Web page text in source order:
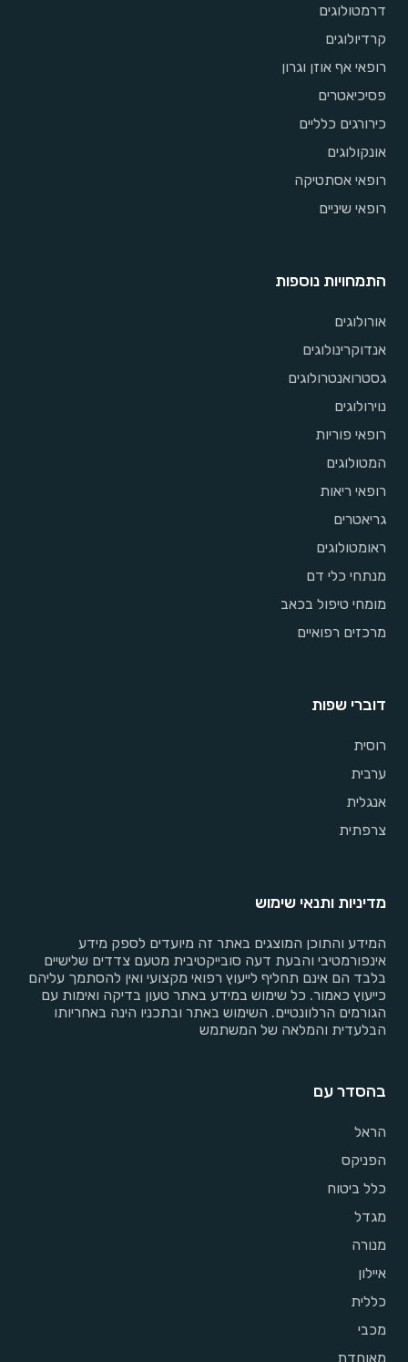
דרמטולוגים
קרדיולוגים
רופאי אף אוזן וגרון
פסיכיאטרים
כירורגים כלליים
אונקולוגים
רופאי אסתטיקה
רופאי שיניים
התמחויות נוספות
אורולוגים
אנדוקרינולוגים
גסטרואנטרולוגים
נוירולוגים
רופאי פוריות
המטולוגים
רופאי ריאות
גריאטרים
ראומטולוגים
מנתחי כלי דם
מומחי טיפול בכאב
מרכזים רפואיים
דוברי שפות
רוסית
ערבית
אנגלית
צרפתית
מדיניות ותנאי שימוש
המידע והתוכן המוצגים באתר זה מיועדים לספק מידע
אינפורמטיבי והבעת דעה סובייקטיבית מטעם צדדים שלישיים
בלבד הם אינם תחליף לייעוץ רפואי מקצועי ואין להסתמך עליהם
כייעוץ כאמור. כל שימוש במידע באתר טעון בדיקה ואימות עם
הגורמים הרלוונטיים. השימוש באתר ובתכניו הינה באחריותו
הבלעדית והמלאה של המשתמש
בהסדר עם
הראל
הפניקס
כלל ביטוח
מגדל
מנורה
איילון
כללית
מכבי
מאוחדת